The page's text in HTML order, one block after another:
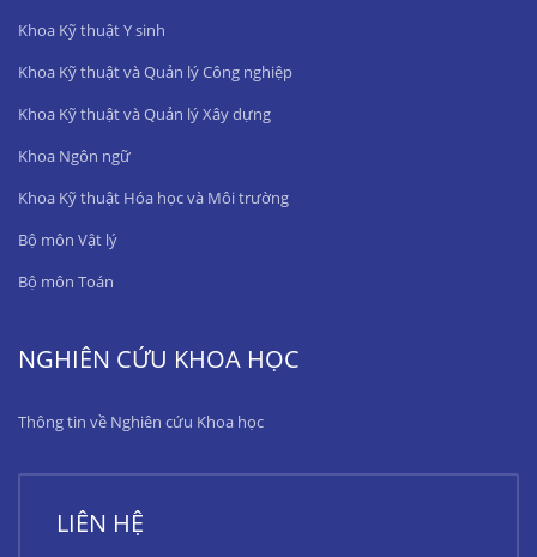
Khoa Kỹ thuật Y sinh
Khoa Kỹ thuật và Quản lý Công nghiệp
Khoa Kỹ thuật và Quản lý Xây dựng
Khoa Ngôn ngữ
Khoa Kỹ thuật Hóa học và Môi trường
Bộ môn Vật lý
Bộ môn Toán
NGHIÊN CỨU KHOA HỌC
Thông tin về Nghiên cứu Khoa học
LIÊN HỆ